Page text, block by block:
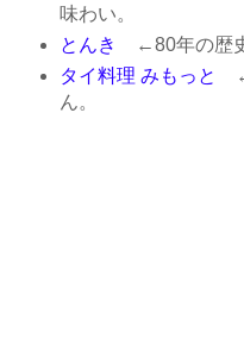
味わい。
とんき
←80年の歴史
タイ料理 みもっと
←
ん。